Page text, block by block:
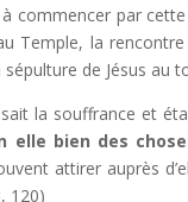
à commencer par
Temple, la
de Jésus au
la souffrance et
bien des
attirer auprès
120)